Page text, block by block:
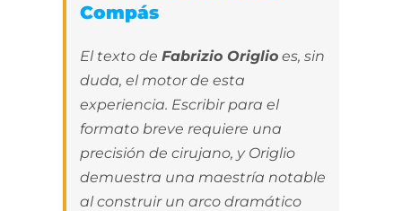
Compás
El texto de Fabrizio Origlio es, sin
duda, el motor de esta
experiencia. Escribir para el
formato breve requiere una
precisión de cirujano, y Origlio
demuestra una maestría notable
al construir un arco dramático